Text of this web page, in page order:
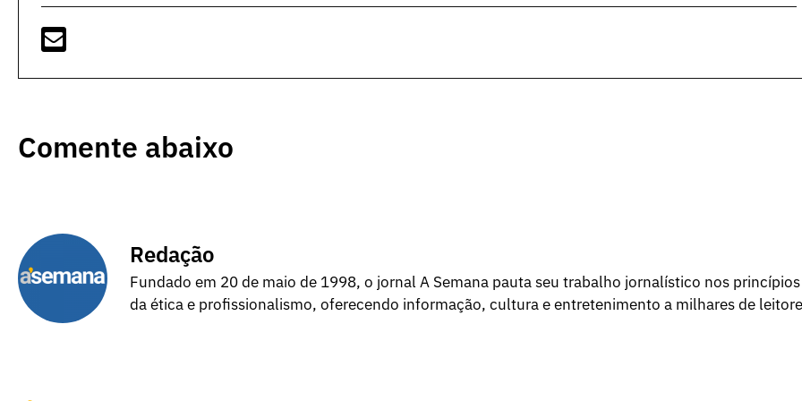
Comente abaixo
Redação
Fundado em 20 de maio de 1998, o jornal A Semana pauta seu trabalho jornalístico nos princípios
da ética e profissionalismo, oferecendo informação, cultura e entretenimento a milhares de